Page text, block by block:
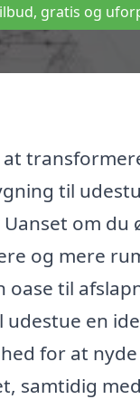
gratis og
at
til
Uanset om du
og mere
oase til
en
for at
samtidig